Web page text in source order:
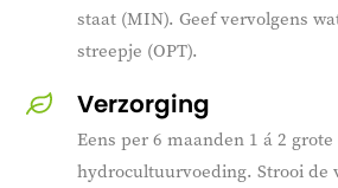
staat (MIN). Geef vervolgens
streepje (OPT).
Verzorging
Eens per 6 maanden 1 á 2
hydrocultuurvoeding. Strooi de